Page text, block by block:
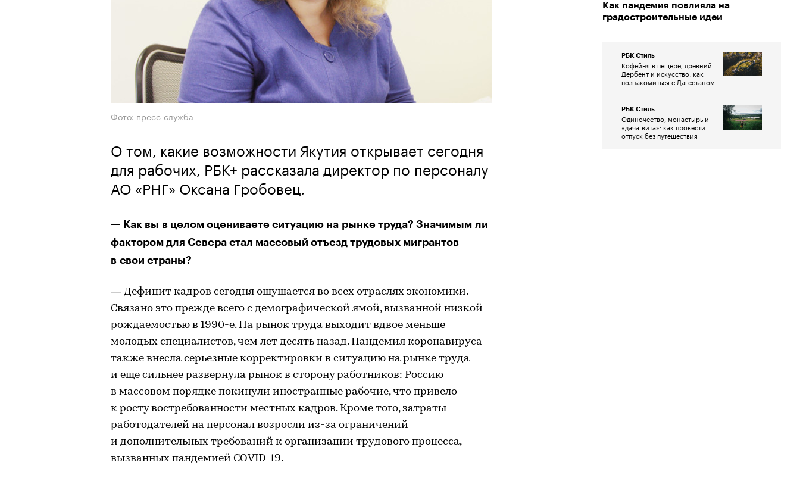
Фото: пресс-служба
О том, какие возможности Якутия открывает сегодня
для рабочих, РБК+ рассказала директор по персоналу
АО «РНГ» Оксана Гробовец.
— Как вы в целом оцениваете ситуацию на рынке труда? Значимым ли
фактором для Севера стал массовый отъезд трудовых мигрантов
в свои страны?
— Дефицит кадров сегодня ощущается во всех отраслях экономики.
Связано это прежде всего с демографической ямой, вызванной низкой
рождаемостью в 1990-е. На рынок труда выходит вдвое меньше
молодых специалистов, чем лет десять назад. Пандемия коронавируса
также внесла серьезные корректировки в ситуацию на рынке труда
и еще сильнее развернула рынок в сторону работников: Россию
в массовом порядке покинули иностранные рабочие, что привело
к росту востребованности местных кадров. Кроме того, затраты
работодателей на персонал возросли из-за ограничений
и дополнительных требований к организации трудового процесса,
вызванных пандемией COVID-19.
Как пандемия повлияла на
градостроительные идеи
РБК Стиль
Кофейня в пещере, древний
Дербент и искусство: как
познакомиться с Дагестаном
РБК Стиль
Одиночество, монастырь и
«дача-вита»: как провести
отпуск без путешествия